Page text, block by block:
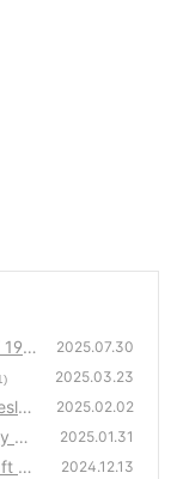
2025.07.30
2025.03.23
2025.02.02
Pri
2025.01.31
D
2024.12.13